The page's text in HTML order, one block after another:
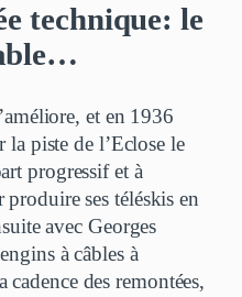
technique: le
et en 1936
la piste de l’Eclose le
progressif et à
ses téléskis en
avec Georges
à câbles à
des remontées,